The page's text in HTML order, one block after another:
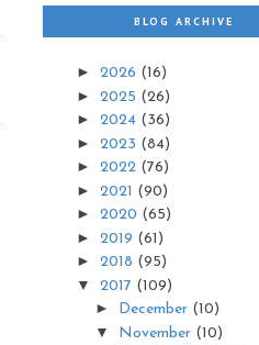
BLOG ARCHIVE
► 2026 (16)
► 2025 (26)
► 2024 (36)
► 2023 (84)
► 2022 (76)
► 2021 (90)
► 2020 (65)
► 2019 (61)
► 2018 (95)
▼ 2017 (109)
► December (10)
▼ November (10)